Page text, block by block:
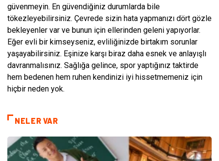
güvenmeyin. En güvendiğiniz durumlarda bile
tökezleyebilirsiniz. Çevrede sizin hata yapmanızı dört gözle
bekleyenler var ve bunun için ellerinden geleni yapıyorlar.
Eğer evli bir kimseyseniz, evliliğinizde birtakım sorunlar
yaşayabilirsiniz. Eşinize karşı biraz daha esnek ve anlayışlı
davranmalısınız. Sağlığa gelince, spor yaptığınız taktirde
hem bedenen hem ruhen kendinizi iyi hissetmemeniz için
hiçbir neden yok.
NELER VAR